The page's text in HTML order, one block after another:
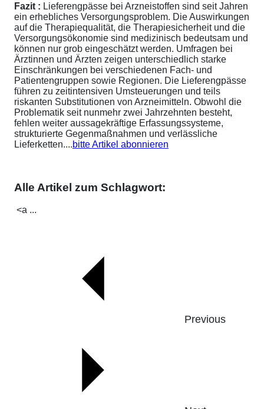
Fazit : Lieferengpässe bei Arzneistoffen sind seit Jahren
ein erhebliches Versorgungsproblem. Die Auswirkungen
auf die Therapiequalität, die Therapiesicherheit und die
Versorgungsökonomie sind medizinisch bedeutsam und
können nur grob eingeschätzt werden. Umfragen bei
Ärztinnen und Ärzten zeigen unterschiedlich starke
Einschränkungen bei verschiedenen Fach- und
Patientengruppen sowie Regionen. Die Lieferengpässe
führen zu zeitintensiven Umsteuerungen und teils
riskanten Substitutionen von Arzneimitteln. Obwohl die
Problematik seit nunmehr zwei Jahrzehnten besteht,
fehlen weiter aussagekräftige Erfassungssysteme,
strukturierte Gegenmaßnahmen und verlässliche
Lieferketten....bitte Artikel abonnieren
Alle Artikel zum Schlagwort:
<a ...
Previous